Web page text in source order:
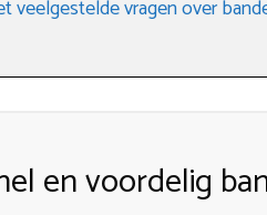
veelgestelde vragen over
en voordelig